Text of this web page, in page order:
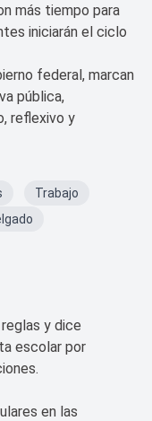
más tiempo para
iniciarán el ciclo
federal, marcan
pública,
reflexivo y
Trabajo
y dice
escolar por
en las